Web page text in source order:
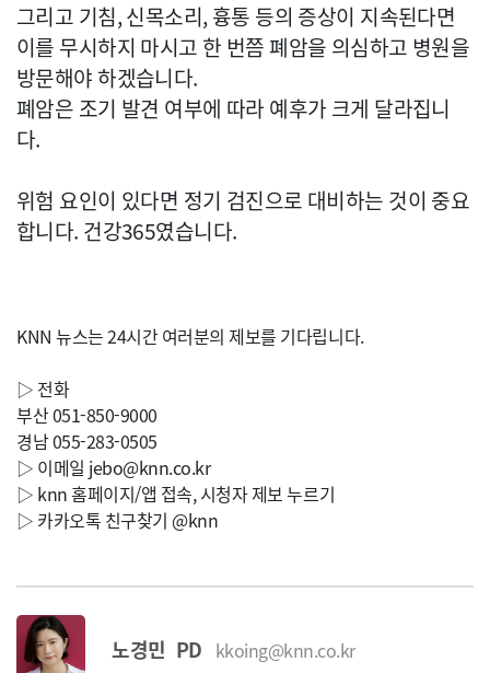
그리고 기침, 신목소리, 흉통 등의 증상이 지속된다면
이를 무시하지 마시고 한 번쯤 폐암을 의심하고 병원을
방문해야 하겠습니다.
폐암은 조기 발견 여부에 따라 예후가 크게 달라집니
다.
위험 요인이 있다면 정기 검진으로 대비하는 것이 중요
합니다. 건강365였습니다.
KNN 뉴스는 24시간 여러분의 제보를 기다립니다.
▷ 전화
부산 051-850-9000
경남 055-283-0505
▷ 이메일 jebo@knn.co.kr
▷ knn 홈페이지/앱 접속, 시청자 제보 누르기
▷ 카카오톡 친구찾기 @knn
노경민 PD kkoing@knn.co.kr